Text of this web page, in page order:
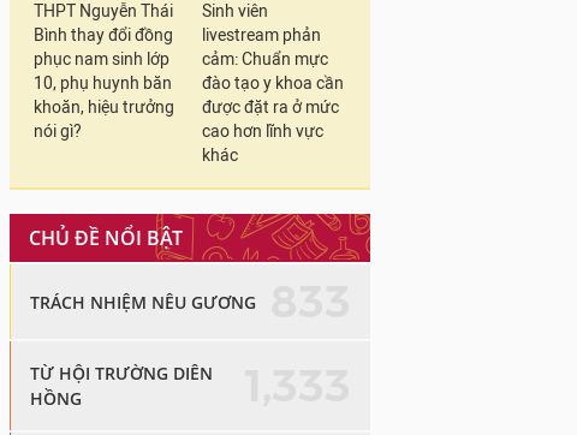
THPT Nguyễn Thái
Bình thay đổi đồng
phục nam sinh lớp
10, phụ huynh băn
khoăn, hiệu trưởng
nói gì?
Sinh viên
livestream phản
cảm: Chuẩn mực
đào tạo y khoa cần
được đặt ra ở mức
cao hơn lĩnh vực
khác
CHỦ ĐỀ NỔI BẬT
TRÁCH NHIỆM NÊU GƯƠNG
TỪ HỘI TRƯỜNG DIÊN
HỒNG